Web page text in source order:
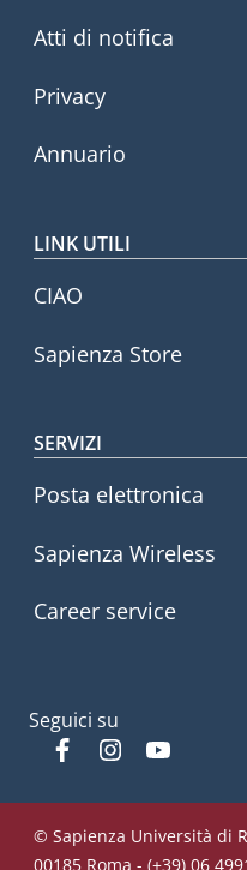
Atti di notifica
Privacy
Annuario
LINK UTILI
CIAO
Sapienza Store
SERVIZI
Posta elettronica
Sapienza Wireless
Career service
Seguici su
FacebookInstagram
© Sapienza Università di
00185 Roma - (+39) 06